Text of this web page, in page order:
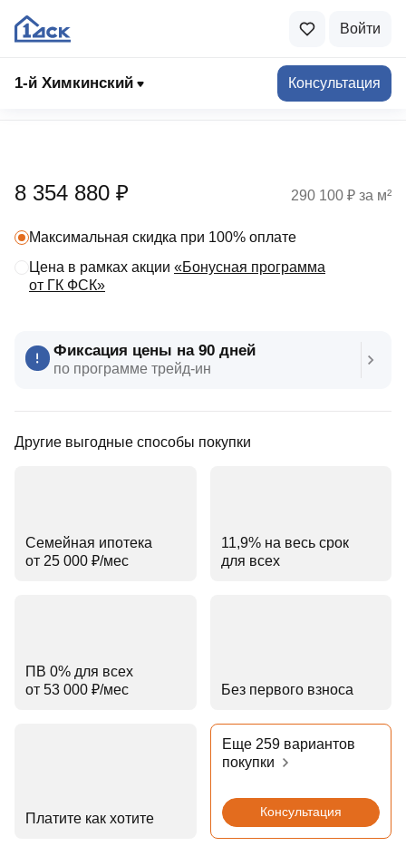
Войти
1-й Химкинский Консультация
Выбрать квартиру
8 354 880 ₽
Фиксация цены на 90 дней
по программе трейд‑ин
Другие выгодные способы покупки
Семейная ипотека
от 25 000 ₽⁠/⁠мес
11,9% на весь срок
для всех
ПВ 0% для всех
от 53 000 ₽⁠/⁠мес
Без первого взноса
Платите как хотите
Еще 259 вариантов
покупки
Консультация
Максимальная скидка при 100% оплате
Цена в рамках акции «Бонусная программа
от ГК ФСК»
290 100 ₽ за м²